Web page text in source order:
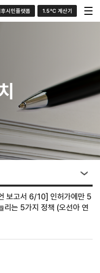
후시민플랫폼 1.5°C 계산기
보고서 6/10] 인허가에만 5
리는 5가지 정책 (오선아 연